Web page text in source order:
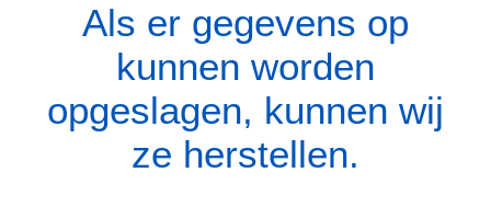
Als er gegevens op
kunnen worden
opgeslagen, kunnen wij
ze herstellen.